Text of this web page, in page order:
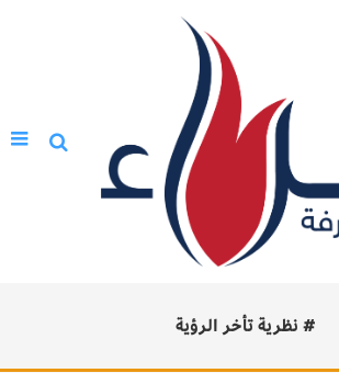
# نظرية تأخر الرؤية